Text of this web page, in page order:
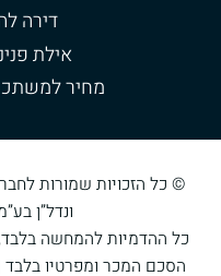
דירה
אילת
מחיר למשתכן
© כל הזכויות שמורות
ונדל”ן
כל ההדמיות להמחשה
הסכם המכר ומפרטיו בלבד